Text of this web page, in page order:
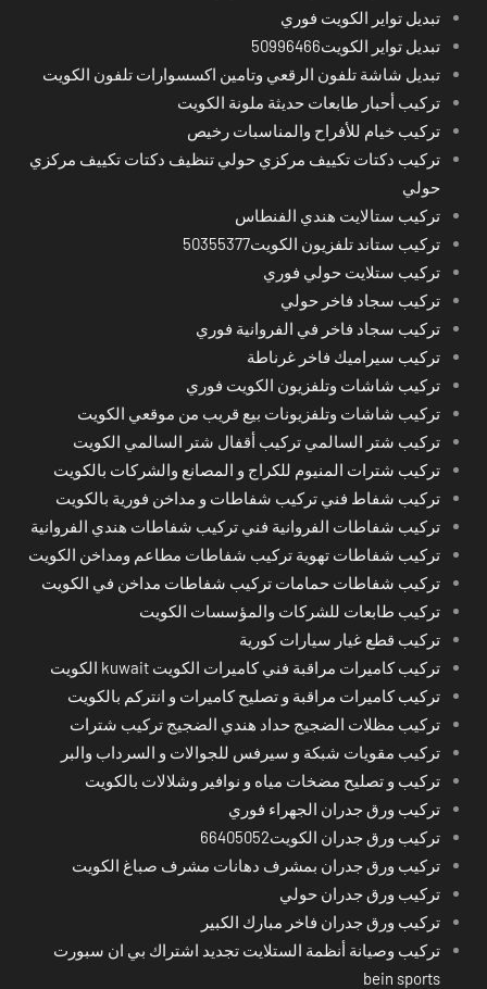
تبديل تواير الكويت فوري
تبديل تواير الكويت50996466
تبديل شاشة تلفون الرقعي وتامين اكسسوارات تلفون الكويت
تركيب أحبار طابعات حديثة ملونة الكويت
تركيب خيام للأفراح والمناسبات رخيص
تركيب دكتات تكييف مركزي حولي تنظيف دكتات تكييف مركزي
حولي
تركيب ستالايت هندي الفنطاس
تركيب ستاند تلفزيون الكويت50355377
تركيب ستلايت حولي فوري
تركيب سجاد فاخر حولي
تركيب سجاد فاخر في الفروانية فوري
تركيب سيراميك فاخر غرناطة
تركيب شاشات وتلفزيون الكويت فوري
تركيب شاشات وتلفزيونات بيع قريب من موقعي الكويت
تركيب شتر السالمي تركيب أقفال شتر السالمي الكويت
تركيب شترات المنيوم للكراج و المصانع والشركات بالكويت
تركيب شفاط فني تركيب شفاطات و مداخن فورية بالكويت
تركيب شفاطات الفروانية فني تركيب شفاطات هندي الفروانية
تركيب شفاطات تهوية تركيب شفاطات مطاعم ومداخن الكويت
تركيب شفاطات حمامات تركيب شفاطات مداخن في الكويت
تركيب طابعات للشركات والمؤسسات الكويت
تركيب قطع غيار سيارات كورية
تركيب كاميرات مراقبة فني كاميرات الكويت kuwait الكويت
تركيب كاميرات مراقبة و تصليح كاميرات و انتركم بالكويت
تركيب مظلات الضجيج حداد هندي الضجيج تركيب شترات
تركيب مقويات شبكة و سيرفس للجوالات و السرداب والبر
تركيب و تصليح مضخات مياه و نوافير وشلالات بالكويت
تركيب ورق جدران الجهراء فوري
تركيب ورق جدران الكويت66405052
تركيب ورق جدران بمشرف دهانات مشرف صباغ الكويت
تركيب ورق جدران حولي
تركيب ورق جدران فاخر مبارك الكبير
تركيب وصيانة أنظمة الستلايت تجديد اشتراك بي ان سبورت
bein sports